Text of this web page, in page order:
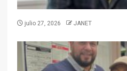
julio 27, 2026 JANET